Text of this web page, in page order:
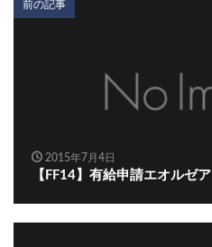
前の記事
2015年7月4日
【FF14】有給申請エオルゼア